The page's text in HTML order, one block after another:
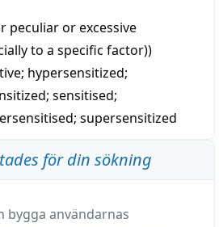
peculiar or excessive
to a specific factor))
; hypersensitized;
; sensitised;
; supersensitized
för din sökning
bygga användarnas